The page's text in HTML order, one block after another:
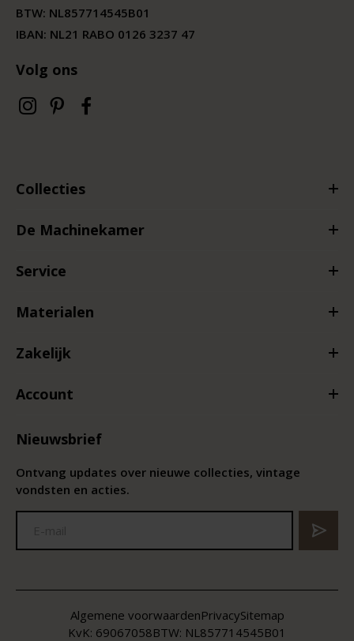
BTW: NL857714545B01
IBAN: NL21 RABO 0126 3237 47
Volg ons
Collecties
De Machinekamer
Service
Materialen
Zakelijk
Account
Nieuwsbrief
Ontvang updates over nieuwe collecties, vintage
vondsten en acties.
KvK: 69067058BTW: NL857714545B01
Algemene voorwaardenPrivacySitemap